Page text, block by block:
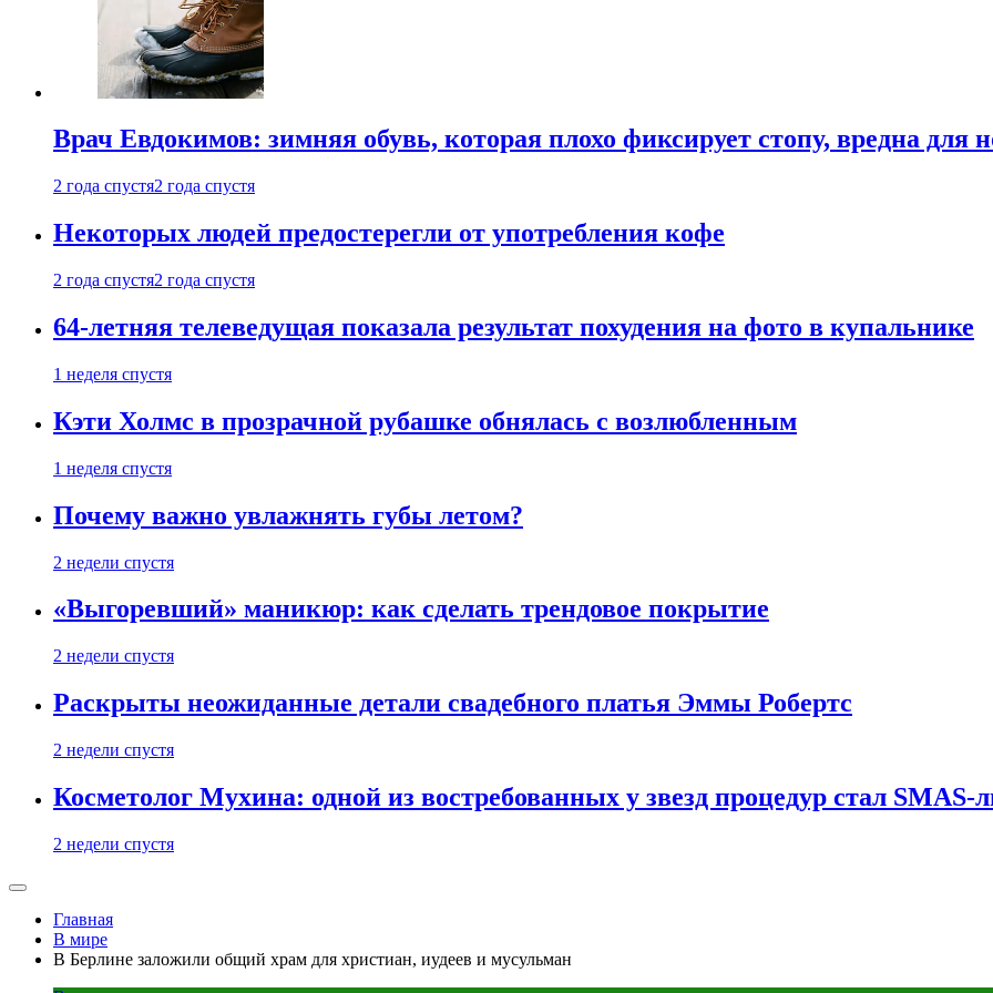
Врач Евдокимов: зимняя обувь, которая плохо фиксирует стопу, вредна для
2 года спустя2 года спустя
Некоторых людей предостерегли от употребления кофе
2 года спустя2 года спустя
64-летняя телеведущая показала результат похудения на фото в купальнике
1 неделя спустя
Кэти Холмс в прозрачной рубашке обнялась с возлюбленным
1 неделя спустя
Почему важно увлажнять губы летом?
2 недели спустя
«Выгоревший» маникюр: как сделать трендовое покрытие
2 недели спустя
Раскрыты неожиданные детали свадебного платья Эммы Робертс
2 недели спустя
Косметолог Мухина: одной из востребованных у звезд процедур стал SMAS-
2 недели спустя
Главная
В мире
В Берлине заложили общий храм для христиан, иудеев и мусульман